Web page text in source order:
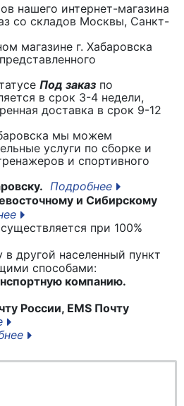
нашего интернет-магазина
со складов Москвы, Санкт-
магазине г. Хабаровска
Под заказ по
в срок 3-4 недели,
доставка в срок 9-12
мы можем
услуги по сборке и
и спортивного
Подробнее
и Сибирскому
при 100%
другой населенный пункт
способами:
компанию.
России, EMS Почту